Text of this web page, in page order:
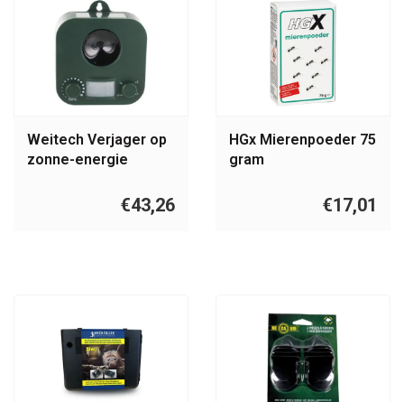
Weitech Verjager op
zonne-energie
€43,26
HGx Mierenpoeder 75
gram
€17,01